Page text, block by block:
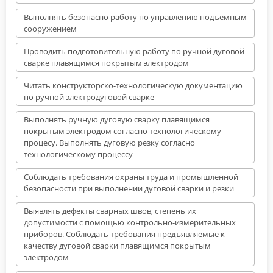
Выполнять безопасно работу по управлению подъемным
сооружением
Проводить подготовительную работу по ручной дуговой
сварке плавящимся покрытым электродом
Читать конструкторско-технологическую документацию
по ручной электродуговой сварке
Выполнять ручную дуговую сварку плавящимся
покрытым электродом согласно технологическому
процесу. Выполнять дуговую резку согласно
технологическому процессу
Соблюдать требования охраны труда и промышленной
безопасности при выполнении дуговой сварки и резки
Выявлять дефекты сварных швов, степень их
допустимости с помощью контрольно-измерительных
приборов. Соблюдать требования предъявляемые к
качеству дуговой сварки плавящимся покрытым
электродом